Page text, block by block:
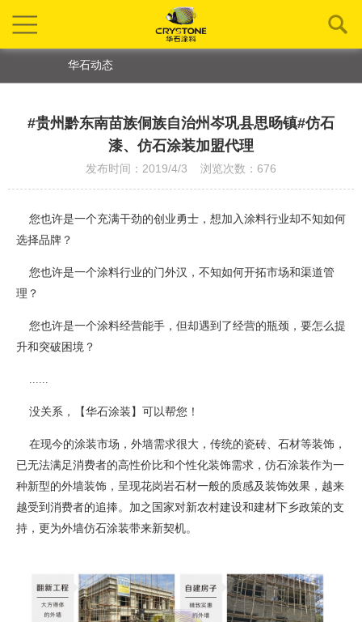
华石动态
#贵州黔东南苗族侗族自治州岑巩县思旸镇#仿石
漆、仿石涂装加盟代理
发布时间：2019/4/3 浏览次数：676
您也许是一个充满干劲的创业勇士，想加入涂料行业却不知如何
选择品牌？
您也许是一个涂料行业的门外汉，不知如何开拓市场和渠道管
理？
您也许是一个涂料经营能手，但却遇到了经营的瓶颈，要怎么提
升和突破困境？
......
没关系，【华石涂装】可以帮您！
在现今的涂装市场，外墙需求很大，传统的瓷砖、石材等装饰，
已无法满足消费者的高性价比和个性化装饰需求，仿石涂装作为一
种新型的外墙装饰，呈现花岗岩石材一般的质感及装饰效果，越来
越受到消费者的追捧。加之国家对新农村建设和建材下乡政策的支
持，更为外墙仿石涂装带来新契机。